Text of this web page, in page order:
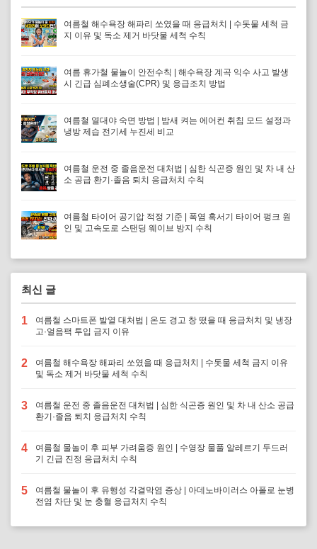
여름철 해수욕장 해파리 쏘였을 때 응급처치 | 수돗물 세척 금
지 이유 및 독소 제거 바닷물 세척 수칙
여름 휴가철 물놀이 안전수칙 | 해수욕장 계곡 익수 사고 발생
시 긴급 심폐소생술(CPR) 및 응급조치 방법
여름철 열대야 숙면 방법 | 밤새 켜는 에어컨 취침 모드 설정과
냉방 제습 전기세 누진세 비교
여름철 운전 중 졸음운전 대처법 | 심한 식곤증 원인 및 차 내 산
소 공급 환기·졸음 퇴치 응급처치 수칙
여름철 타이어 공기압 적정 기준 | 폭염 혹서기 타이어 펑크 원
인 및 고속도로 스탠딩 웨이브 방지 수칙
최신 글
1
여름철 스마트폰 발열 대처법 | 온도 경고 창 떴을 때 응급처치 및 냉장
고·얼음팩 투입 금지 이유
2
여름철 해수욕장 해파리 쏘였을 때 응급처치 | 수돗물 세척 금지 이유
및 독소 제거 바닷물 세척 수칙
3
여름철 운전 중 졸음운전 대처법 | 심한 식곤증 원인 및 차 내 산소 공급
환기·졸음 퇴치 응급처치 수칙
4
여름철 물놀이 후 피부 가려움증 원인 | 수영장 물풀 알레르기 두드러
기 긴급 진정 응급처치 수칙
5
여름철 물놀이 후 유행성 각결막염 증상 | 아데노바이러스 아폴로 눈병
전염 차단 및 눈 충혈 응급처치 수칙